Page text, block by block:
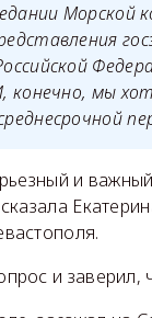
конечно, мы
и
и заверил,